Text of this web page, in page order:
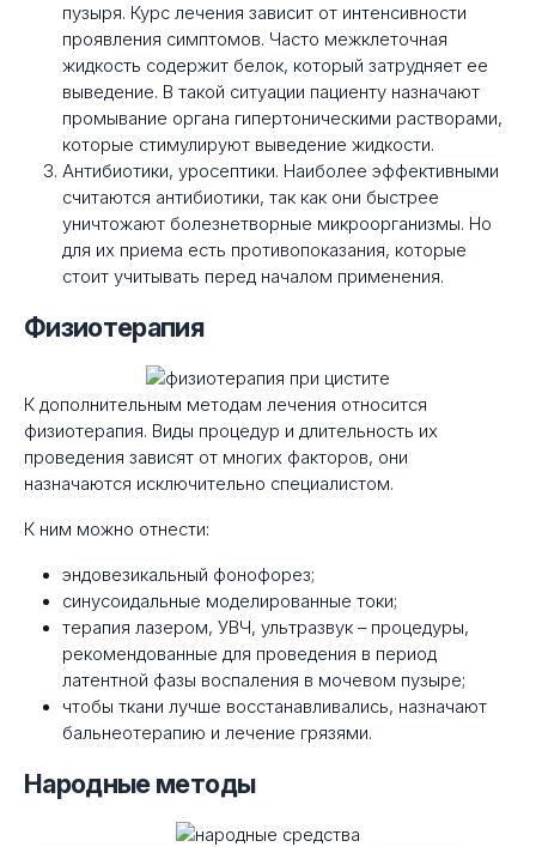
пузыря. Курс лечения зависит от интенсивности
проявления симптомов. Часто межклеточная
жидкость содержит белок, который затрудняет ее
выведение. В такой ситуации пациенту назначают
промывание органа гипертоническими растворами,
которые стимулируют выведение жидкости.
Антибиотики, уросептики. Наиболее эффективными
считаются антибиотики, так как они быстрее
уничтожают болезнетворные микроорганизмы. Но
для их приема есть противопоказания, которые
стоит учитывать перед началом применения.
Физиотерапия
К дополнительным методам лечения относится
физиотерапия. Виды процедур и длительность их
проведения зависят от многих факторов, они
назначаются исключительно специалистом.
К ним можно отнести:
эндовезикальный фонофорез;
синусоидальные моделированные токи;
терапия лазером, УВЧ, ультразвук – процедуры,
рекомендованные для проведения в период
латентной фазы воспаления в мочевом пузыре;
чтобы ткани лучше восстанавливались, назначают
бальнеотерапию и лечение грязями.
Народные методы